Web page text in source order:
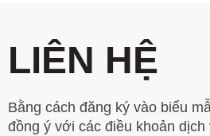
LIÊN HỆ
Bằng cách đăng ký vào biểu
đồng ý với các điều khoản dịch